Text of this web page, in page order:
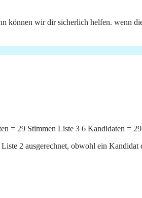
können wir dir sicherlich helfen. wenn
= 29 Stimmen Liste 3 6 Kandidaten =
2 ausgerechnet, obwohl ein Kandidat